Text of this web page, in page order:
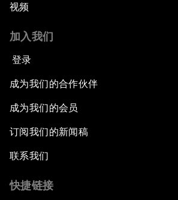
视频
加入我们
登录
成为我们的合作伙伴
成为我们的会员
订阅我们的新闻稿
联系我们
快捷链接